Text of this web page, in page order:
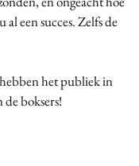
een succes. Zelfs de
het publiek in
boksers!